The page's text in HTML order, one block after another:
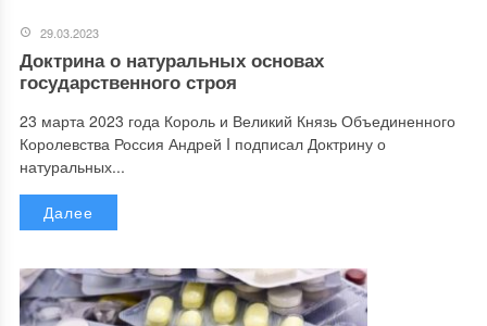
29.03.2023
Доктрина о натуральных основах
государственного строя
23 марта 2023 года Король и Великий Князь Объединенного
Королевства Россия Андрей I подписал Доктрину о
натуральных...
Далее